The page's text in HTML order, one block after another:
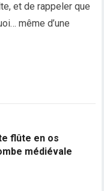
et de rappeler que
même d’une
flûte en os
médiévale